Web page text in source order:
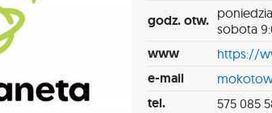
godz. otw. sobota
www https://
e-mail
tel. 575 085